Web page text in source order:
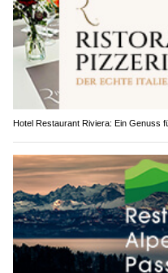
Hotel Restaurant Riviera: Ein Genuss